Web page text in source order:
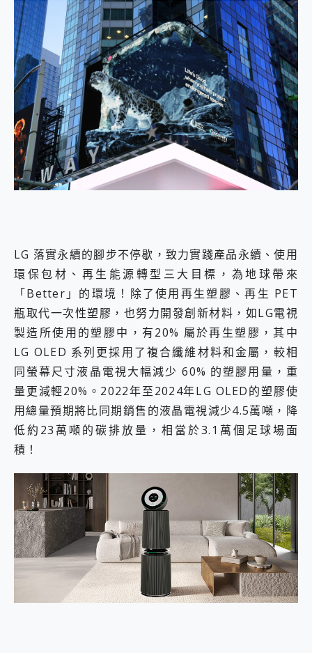
LG 落實永續的腳步不停歇，致力實踐產品永續、使用
環保包材、再生能源轉型三大目標，為地球帶來
「Better」的環境！除了使用再生塑膠、再生 PET
瓶取代一次性塑膠，也努力開發創新材料，如LG電視
製造所使用的塑膠中，有20% 屬於再生塑膠，其中
LG OLED 系列更採用了複合纖維材料和金屬，較相
同螢幕尺寸液晶電視大幅減少 60% 的塑膠用量，重
量更減輕20%。2022年至2024年LG OLED的塑膠使
用總量預期將比同期銷售的液晶電視減少4.5萬噸，降
低約23萬噸的碳排放量，相當於3.1萬個足球場面
積！